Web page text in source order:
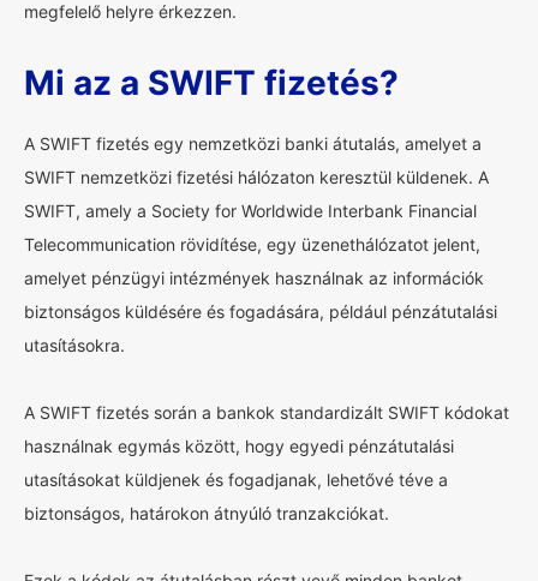
megfelelő helyre érkezzen.
Mi az a SWIFT fizetés?
A SWIFT fizetés egy nemzetközi banki átutalás, amelyet a
SWIFT nemzetközi fizetési hálózaton keresztül küldenek. A
SWIFT, amely a Society for Worldwide Interbank Financial
Telecommunication rövidítése, egy üzenethálózatot jelent,
amelyet pénzügyi intézmények használnak az információk
biztonságos küldésére és fogadására, például pénzátutalási
utasításokra.
A SWIFT fizetés során a bankok standardizált SWIFT kódokat
használnak egymás között, hogy egyedi pénzátutalási
utasításokat küldjenek és fogadjanak, lehetővé téve a
biztonságos, határokon átnyúló tranzakciókat.